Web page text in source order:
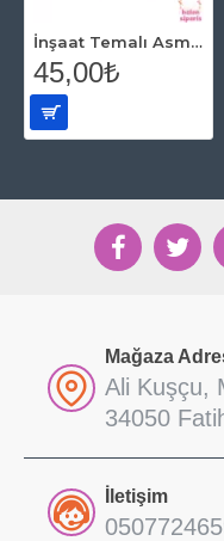
İnşaat Temalı Asmalı Tavan Süsü (6 Adet)
45,00₺
Mağaza
Ali Kuşçu,
34050
İletişim